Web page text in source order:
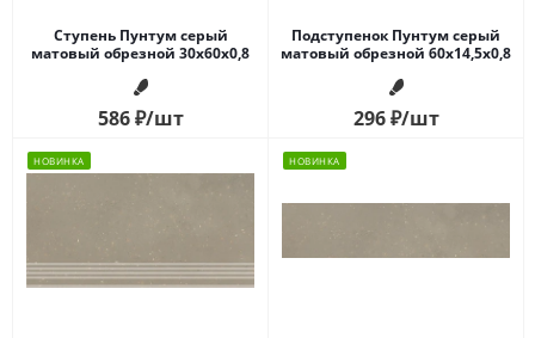
Ступень Пунтум серый
матовый обрезной 30x60x0,8
586₽/шт
Подступенок Пунтум серый
матовый обрезной 60x14,5x0,8
296₽/шт
НОВИНКА НОВИНКА